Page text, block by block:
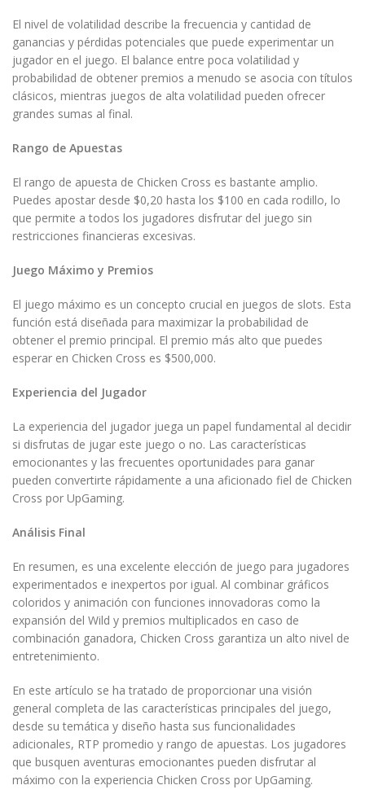
El nivel de volatilidad describe la frecuencia y cantidad de
ganancias y pérdidas potenciales que puede experimentar un
jugador en el juego. El balance entre poca volatilidad y
probabilidad de obtener premios a menudo se asocia con títulos
clásicos, mientras juegos de alta volatilidad pueden ofrecer
grandes sumas al final.
Rango de Apuestas
El rango de apuesta de Chicken Cross es bastante amplio.
Puedes apostar desde $0,20 hasta los $100 en cada rodillo, lo
que permite a todos los jugadores disfrutar del juego sin
restricciones financieras excesivas.
Juego Máximo y Premios
El juego máximo es un concepto crucial en juegos de slots. Esta
función está diseñada para maximizar la probabilidad de
obtener el premio principal. El premio más alto que puedes
esperar en Chicken Cross es $500,000.
Experiencia del Jugador
La experiencia del jugador juega un papel fundamental al decidir
si disfrutas de jugar este juego o no. Las características
emocionantes y las frecuentes oportunidades para ganar
pueden convertirte rápidamente a una aficionado fiel de Chicken
Cross por UpGaming.
Análisis Final
En resumen, es una excelente elección de juego para jugadores
experimentados e inexpertos por igual. Al combinar gráficos
coloridos y animación con funciones innovadoras como la
expansión del Wild y premios multiplicados en caso de
combinación ganadora, Chicken Cross garantiza un alto nivel de
entretenimiento.
En este artículo se ha tratado de proporcionar una visión
general completa de las características principales del juego,
desde su temática y diseño hasta sus funcionalidades
adicionales, RTP promedio y rango de apuestas. Los jugadores
que busquen aventuras emocionantes pueden disfrutar al
máximo con la experiencia Chicken Cross por UpGaming.